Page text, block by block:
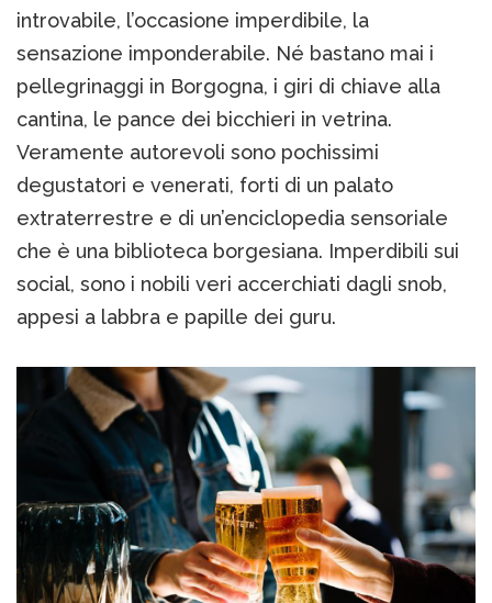
introvabile, l’occasione imperdibile, la
sensazione imponderabile. Né bastano mai i
pellegrinaggi in Borgogna, i giri di chiave alla
cantina, le pance dei bicchieri in vetrina.
Veramente autorevoli sono pochissimi
degustatori e venerati, forti di un palato
extraterrestre e di un’enciclopedia sensoriale
che è una biblioteca borgesiana. Imperdibili sui
social, sono i nobili veri accerchiati dagli snob,
appesi a labbra e papille dei guru.